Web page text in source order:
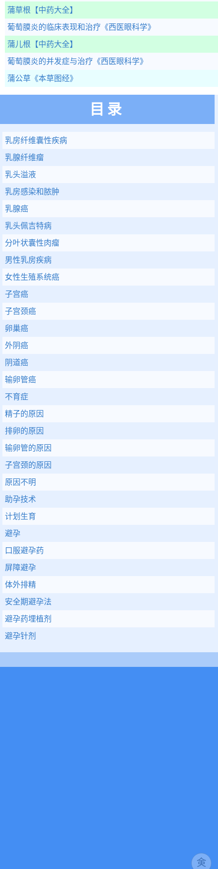
蒲草根 【中药大全】
葡萄膜炎的临床表现和治疗 《西医眼科学》
蒲儿根 【中药大全】
葡萄膜炎的并发症与治疗 《西医眼科学》
蒲公草 《本草图经》
目录
乳房纤维囊性疾病
乳腺纤维瘤
乳头溢液
乳房感染和脓肿
乳腺癌
乳头佩吉特病
分叶状囊性肉瘤
男性乳房疾病
女性生殖系统癌
子宫癌
子宫颈癌
卵巢癌
外阴癌
阴道癌
输卵管癌
不育症
精子的原因
排卵的原因
输卵管的原因
子宫颈的原因
原因不明
助孕技术
计划生育
避孕
口服避孕药
屏障避孕
体外排精
安全期避孕法
避孕药埋植剂
避孕针剂